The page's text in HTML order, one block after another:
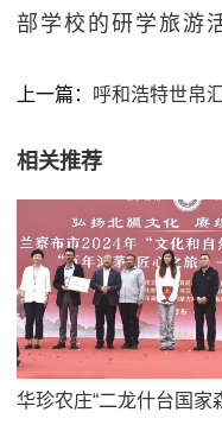
部学校的研学旅游
上一篇： 呼和浩特世帛
相关推荐